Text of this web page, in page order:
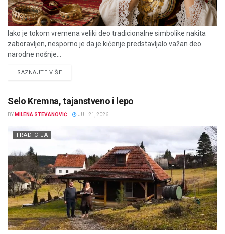
Iako je tokom vremena veliki deo tradicionalne simbolike nakita
zaboravljen, nesporno je da je kićenje predstavljalo važan deo
narodne nošnje...
SAZNAJTE VIŠEDETAILS
Selo Kremna, tajanstveno i lepo
BY MILENA STEVANOVIĆ JUL 21, 2026
TRADICIJA